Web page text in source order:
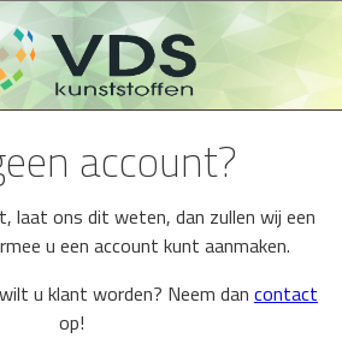
account?
laat ons dit weten, dan zullen wij een
u een account kunt aanmaken.
u klant worden? Neem dan contact
op!